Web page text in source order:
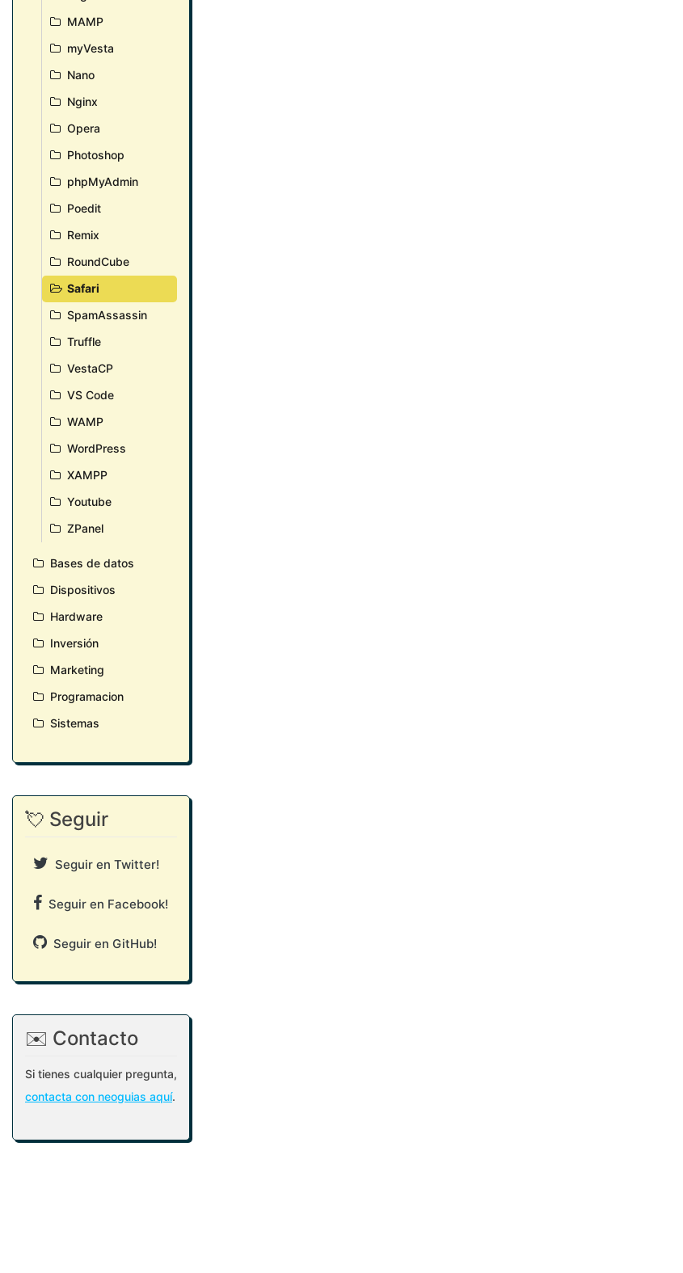
MAMP
myVesta
Nano
Nginx
Opera
Photoshop
phpMyAdmin
Poedit
Remix
RoundCube
Safari
SpamAssassin
Truffle
VestaCP
VS Code
WAMP
WordPress
XAMPP
Youtube
ZPanel
Bases de datos
Dispositivos
Hardware
Inversión
Marketing
Programacion
Sistemas
💘 Seguir
Seguir en Twitter!
Seguir en Facebook!
Seguir en GitHub!
✉️ Contacto
Si tienes cualquier pregunta,
contacta con neoguias aquí.